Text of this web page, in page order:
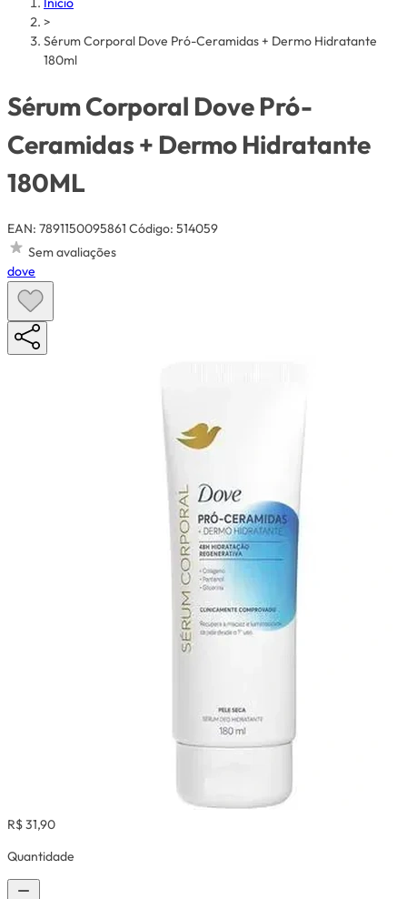
>
Sérum Corporal Dove Pró-Ceramidas + Dermo Hidratante
180ml
Sérum Corporal Dove Pró-
Ceramidas + Dermo Hidratante
180ML
EAN: 7891150095861 Código: 514059
Sem avaliações
dove
R$ 31,90
Quantidade